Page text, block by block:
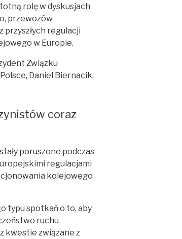
rolę w dyskusjach
przewozów
regulacji
w Europie.
Związku
Daniel Biernacik.
coraz
poruszone podczas
regulacjami
kolejowego
typu spotkań o to, aby
ruchu
kwestie związane z